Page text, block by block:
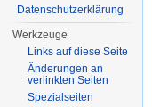
Datenschutzerklärung
Werkzeuge
Links auf diese Seite
Änderungen an
verlinkten Seiten
Spezialseiten